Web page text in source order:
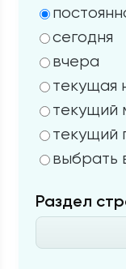
сегодня
вчера
текущая
текущий
текущий
выбрать
Раздел